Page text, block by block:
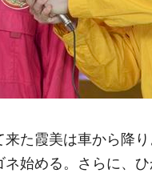
た霞美は車から降
始める。さらに、